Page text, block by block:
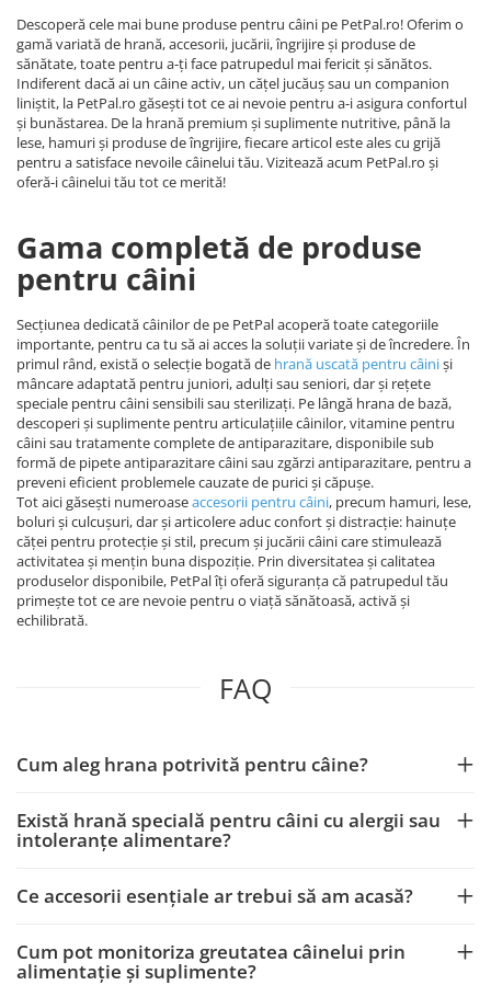
Descoperă cele mai bune produse pentru câini pe PetPal.ro! Oferim o
gamă variată de hrană, accesorii, jucării, îngrijire și produse de
sănătate, toate pentru a-ți face patrupedul mai fericit și sănătos.
Indiferent dacă ai un câine activ, un cățel jucăuș sau un companion
liniștit, la PetPal.ro găsești tot ce ai nevoie pentru a-i asigura confortul
și bunăstarea. De la hrană premium și suplimente nutritive, până la
lese, hamuri și produse de îngrijire, fiecare articol este ales cu grijă
pentru a satisface nevoile câinelui tău. Vizitează acum PetPal.ro și
oferă-i câinelui tău tot ce merită!
Gama completă de produse
pentru câini
Secțiunea dedicată câinilor de pe PetPal acoperă toate categoriile
importante, pentru ca tu să ai acces la soluții variate și de încredere. În
primul rând, există o selecție bogată de hrană uscată pentru câiniși
mâncare adaptată pentru juniori, adulți sau seniori, dar și rețete
speciale pentru câini sensibili sau sterilizați. Pe lângă hrana de bază,
descoperi și suplimente pentru articulațiile câinilor, vitamine pentru
câini sau tratamente complete de antiparazitare, disponibile sub
formă de pipete antiparazitare câini sau zgărzi antiparazitare, pentru a
preveni eficient problemele cauzate de purici și căpușe.
Tot aici găsești numeroaseaccesorii pentru câini, precum hamuri, lese,
boluri și culcușuri, dar și articolere aduc confort și distracție: hainuțe
căței pentru protecție și stil, precum și jucării câini care stimulează
activitatea și mențin buna dispoziție. Prin diversitatea și calitatea
produselor disponibile, PetPal îți oferă siguranța că patrupedul tău
primește tot ce are nevoie pentru o viață sănătoasă, activă și
echilibrată.
FAQ
Cum aleg hrana potrivită pentru câine?
Există hrană specială pentru câini cu alergii sau
intoleranțe alimentare?
Ce accesorii esențiale ar trebui să am acasă?
Cum pot monitoriza greutatea câinelui prin
alimentație și suplimente?